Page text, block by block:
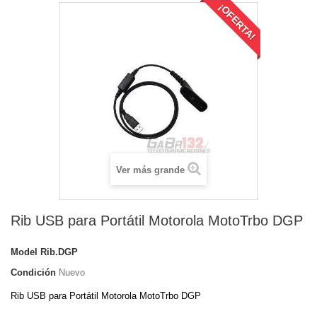
¡OFERTA!
Ver más grande
Rib USB para Portátil Motorola MotoTrbo DGP
Model
Rib.DGP
Condición Nuevo
Rib USB para Portátil Motorola MotoTrbo DGP